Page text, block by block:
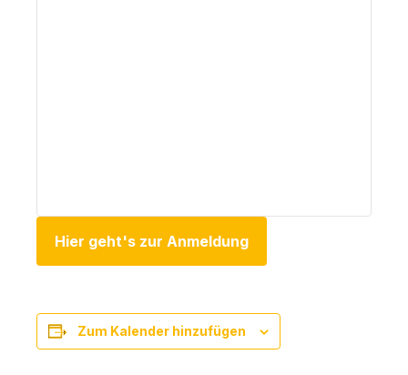
Hier geht's zur Anmeldung
Zum Kalender hinzufügen